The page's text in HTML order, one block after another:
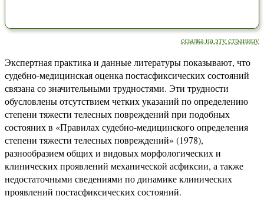
ссылка на эту страницу
Экспертная практика и данные литературы показывают, что
судебно-медицинская оценка постасфиксических состояний
свя­зана со значительными трудностями. Эти трудности
обусловлены отсутствием четких указаний по определению
степени тяжести телесных повреждений при подобных
состояних в «Правилах судебно-медицинского определения
степени тяжести телесных повреждений» (1978),
разнообразием общих и видовых морфологических и
клинических проявлений механической асфиксии, а также
недостаточными сведениями по динамике клинических
проявлений постасфиксических состояний.